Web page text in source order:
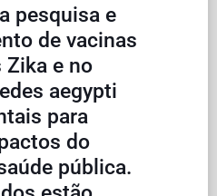
pesquisa e
de vacinas
Zika e no
aegypti
para
do
pública.